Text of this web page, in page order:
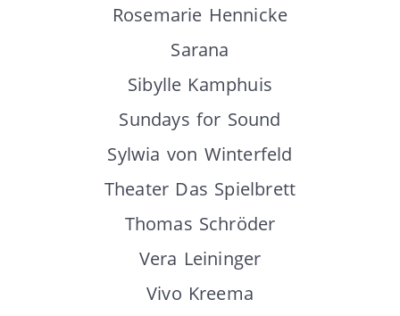
Rosemarie Hennicke
Sarana
Sibylle Kamphuis
Sundays for Sound
Sylwia von Winterfeld
Theater Das Spielbrett
Thomas Schröder
Vera Leininger
Vivo Kreema